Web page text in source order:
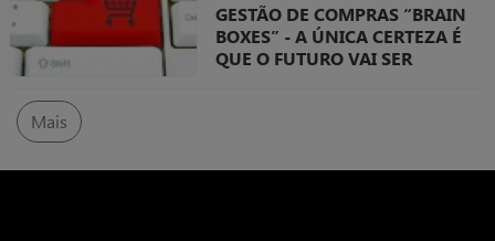
GESTÃO DE COMPRAS “BRAIN
BOXES” - A ÚNICA CERTEZA É
QUE O FUTURO VAI SER
desenvolvendo, produzindo e
Mais